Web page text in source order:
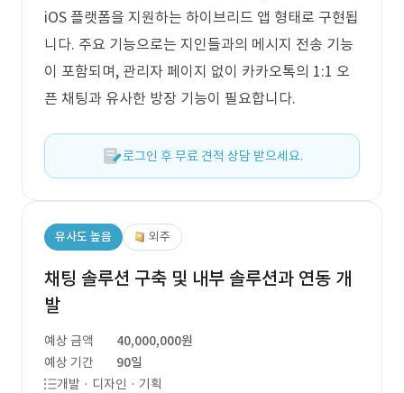
iOS 플랫폼을 지원하는 하이브리드 앱 형태로 구현됩
니다. 주요 기능으로는 지인들과의 메시지 전송 기능
이 포함되며, 관리자 페이지 없이 카카오톡의 1:1 오
픈 채팅과 유사한 방장 기능이 필요합니다.
로그인 후 무료 견적 상담 받으세요.
유사도 높음 외주
채팅 솔루션 구축 및 내부 솔루션과 연동 개
발
예상 금액
40,000,000원
예상 기간
90일
개발 · 디자인 · 기획